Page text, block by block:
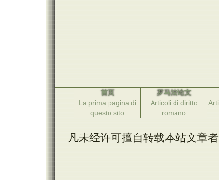
首页
La prima pagina di
questo sito
罗马法论文
Articoli di diritto
romano
凡未经许可擅自转载本站文章